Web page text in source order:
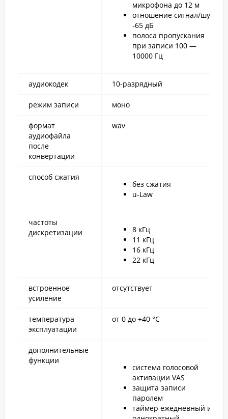
микрофона до 12 м
отношение сигнал/шум
-65 дБ
полоса пропускания
при записи 100 —
10000 Гц
аудиокодек 10-разрядный
режим записи моно
формат
аудиофайла
после
конвертации
wav
способ сжатия
без сжатия
u-Law
частоты
дискретизации
8 кГц
11 кГц
16 кГц
22 кГц
встроенное
усиление
отсутствует
температура
эксплуатации
от 0 до +40 °С
дополнительные
функции
система голосовой
активации VAS
защита записи
паролем
таймер ежедневный и